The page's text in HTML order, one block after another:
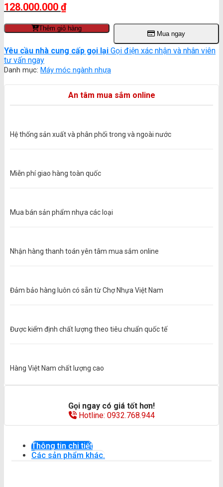
Giá
gốc
là:
150.000.000 ₫.
128.000.000 ₫
hiện
là:
128.000.000 ₫.
Thêm giỏ hàng
Mua ngay
Yêu cầu nhà cung cấp gọi lại Gọi điện xác nhận và nhân viên
tư vấn ngay
Danh mục: Máy móc ngành nhựa
An tâm mua sắm online
Hệ thống sản xuất và phân phối trong và ngoài nước
Miễn phí giao hàng toàn quốc
Mua bán sản phẩm nhựa các loại
Nhận hàng thanh toán yên tâm mua sắm online
Đảm bảo hàng luôn có sẵn từ Chợ Nhựa Việt Nam
Được kiểm định chất lượng theo tiêu chuẩn quốc tế
Hàng Việt Nam chất lượng cao
Gọi ngay có giá tốt hơn!
Hotline: 0932.768.944
Thông tin chi tiết
Các sản phẩm khác.